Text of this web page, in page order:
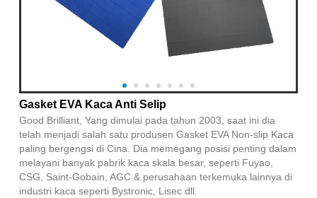
Gasket EVA Kaca Anti Selip
Good Brilliant, Yang dimulai pada tahun 2003, saat ini dia
telah menjadi salah satu produsen Gasket EVA Non-slip Kaca
paling bergengsi di Cina. Dia memegang posisi penting dalam
melayani banyak pabrik kaca skala besar, seperti Fuyao,
CSG, Saint-Gobain, AGC & perusahaan terkemuka lainnya di
industri kaca seperti Bystronic, Lisec dll.